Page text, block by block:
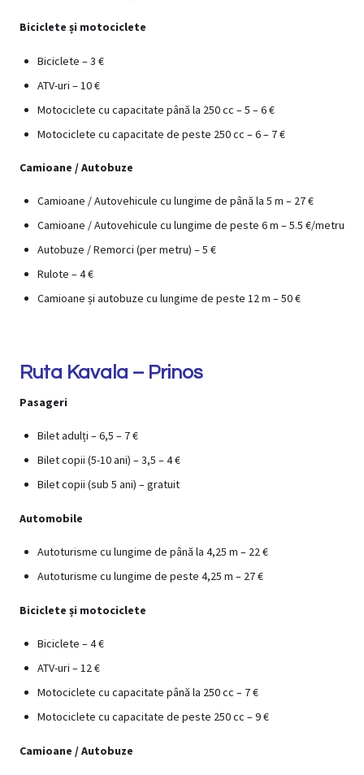
Biciclete și motociclete
Biciclete – 3 €
ATV-uri – 10 €
Motociclete cu capacitate până la 250 cc – 5 – 6 €
Motociclete cu capacitate de peste 250 cc – 6 – 7 €
Camioane / Autobuze
Camioane / Autovehicule cu lungime de până la 5 m – 27 €
Camioane / Autovehicule cu lungime de peste 6 m – 5.5 €/metru
Autobuze / Remorci (per metru) – 5 €
Rulote – 4 €
Camioane și autobuze cu lungime de peste 12 m – 50 €
Ruta Kavala – Prinos
Pasageri
Bilet adulți – 6,5 – 7 €
Bilet copii (5-10 ani) – 3,5 – 4 €
Bilet copii (sub 5 ani) – gratuit
Automobile
Autoturisme cu lungime de până la 4,25 m – 22 €
Autoturisme cu lungime de peste 4,25 m – 27 €
Biciclete și motociclete
Biciclete – 4 €
ATV-uri – 12 €
Motociclete cu capacitate până la 250 cc – 7 €
Motociclete cu capacitate de peste 250 cc – 9 €
Camioane / Autobuze